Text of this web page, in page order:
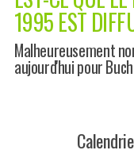
1995 EST
Malheureusement
aujourd'hui pour